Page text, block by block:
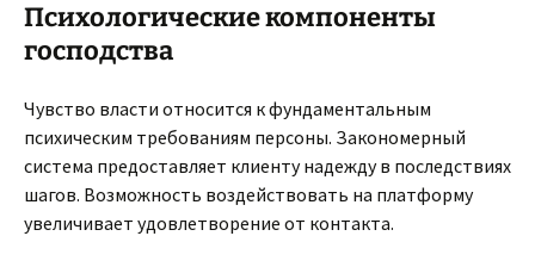
Психологические компоненты
господства
Чувство власти относится к фундаментальным
психическим требованиям персоны. Закономерный
система предоставляет клиенту надежду в последствиях
шагов. Возможность воздействовать на платформу
увеличивает удовлетворение от контакта.